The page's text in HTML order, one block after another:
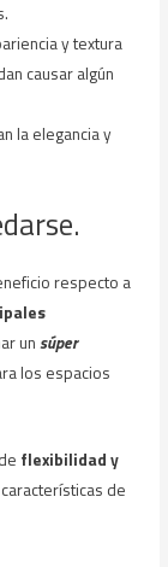
y textura
causar algún
la elegancia y
respecto a
unsúper
los espacios
flexibilidad y
de